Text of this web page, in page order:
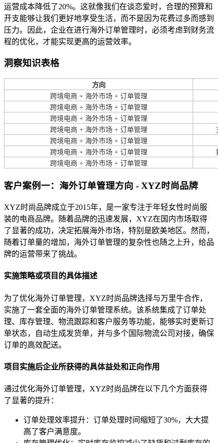
运营成本降低了20%。这就像我们在谈恋爱时，合理的预算和
开支能够让我们更好地享受生活，而不是因为花费过多而感到
压力。因此，企业在进行海外订单管理时，必须考虑到财务流
程的优化，才能实现更高的运营效率。
洞察知识表格
方向
跨境电商 + 海外市场 + 订单管理
跨境电商 + 海外市场 + 订单管理
跨境电商 + 海外市场 + 订单管理
跨境电商 + 海外市场 + 订单管理
跨境电商 + 海外市场 + 订单管理
跨境电商 + 海外市场 + 订单管理
跨境电商 + 海外市场 + 订单管理
客户案例一：海外订单管理方向 - XYZ时尚品牌
XYZ时尚品牌成立于2015年，是一家专注于年轻女性时尚服
装的电商品牌。随着品牌的迅速发展，XYZ在国内市场取得
了显著的成功，决定拓展海外市场，特别是欧美地区。然而，
随着订单量的增加，海外订单管理的复杂性也随之上升，给品
牌的运营带来了挑战。
实施策略或项目的具体描述
为了优化海外订单管理，XYZ时尚品牌选择与万里牛合作，
实施了一套全面的海外订单管理系统。该系统集成了订单处
理、库存管理、物流跟踪和客户服务等功能，能够实时更新订
单状态，自动生成发货单，并与多个国际物流公司对接，确保
订单的高效配送。
项目实施后企业所获得的具体益处和正向作用
通过优化海外订单管理，XYZ时尚品牌在以下几个方面获得
了显著的提升：
订单处理效率提升：订单处理时间缩短了30%，大大提
高了客户满意度。